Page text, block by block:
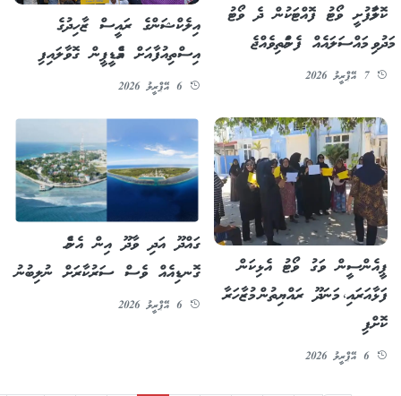
ކޮލަމާފުށީ ވޯޓު ފޮއްޓަކުން ދެ ވޯޓު
މަދުވި މައްސަލައެއް ފެންމަތިވެއްޖެ
7 އޭޕްރީލު 2026
އިލެކްޝަންގެ ރައީސް ޒާހިދުގެ
އިސްތިއުފާއަށް އެމްޑީޕީން ގޮވާލައިފި
6 އޭޕްރީލު 2026
ޕީއެންސީން ވަގު ވޯޓު އެޅިކަން
ފަޅާއަރައި، މަނަދޫ ރައްޔިތުން މުޒާހަރާ
ކޮށްފި
6 އޭޕްރީލު 2026
ގައްދޫ އަދި ވާދޫ އިން އެންމެ
ގޮނޑިއެއް ވެސް ސަރުކާރަށް ނުލިބުނު
6 އޭޕްރީލު 2026